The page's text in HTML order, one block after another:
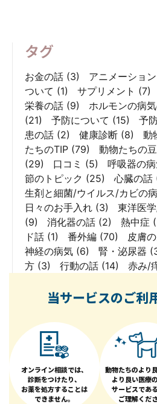
タグ
お金の話 (3) アニメーション
ついて (1) サプリメント (7)
栄養の話 (9) ホルモンの病
(21)
予防について (15) 予
患の話 (2) 健康診断 (8) 動
たちのTIP (79) 動物たちの
(29)
口コミ (5) 呼吸器の
節のトピック (25) 心臓の話
生剤と細菌/ウイルス/カビの
日々のお手入れ (3) 東洋医
(9)
消化器の話 (2) 熱中症
ド話 (1) 番外編 (70) 皮膚
神経の病気 (6) 腎・泌尿器
方 (3) 行動の話 (14) 赤み/
当サービスのご利
オンライン相談では、
診断をつけたり、
お薬を処方することは
できません。
動物たちのより
より良い医療
サービスであ
ご理解くださ